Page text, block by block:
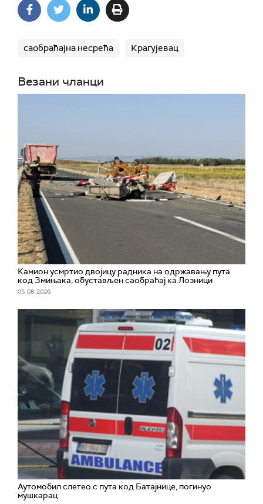
саобраћајна несрећа Крагујевац
Везани чланци
Камион усмртио двојицу радника на одржавању пута
код Змињака, обустављен саобраћај ка Лозници
05. 08. 2026.
Аутомобил слетео с пута код Батајнице, погинуо
мушкарац